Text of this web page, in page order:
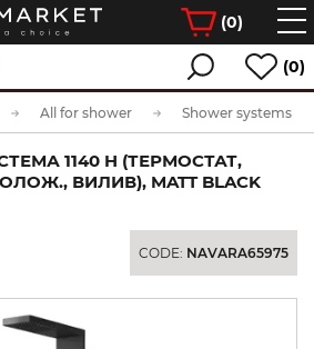
(0)
(0)
All for shower Shower systems
1140 H (ТЕРМОСТАТ,
ВИЛИВ), MATT BLACK
CODE: NAVARA65975